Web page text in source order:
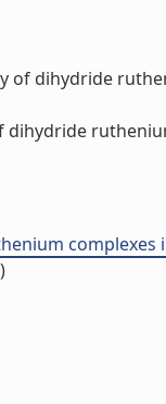
of dihydride
dihydride